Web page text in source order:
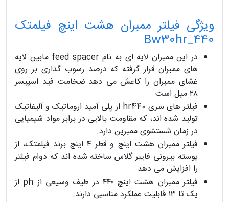
ویژگی فیلتر ممبران هشت اینچ فیلمتک
Bw30hr_440
در این ممبران لایه ای به نام feed spacer مابین لایه
های ممبران قرار گرفته که درصد رسوب گذاری بر روی
غشای ممبران را کاعش می دهد.ضخامت فید اسپیسر
۲۸ میل است.
فیلتر های سری hr440 از پلی آمید اروماتیک و آلیفاتیک
تولید شده اند، که مقاومت بالایی در برابر مواد شیمیایی
در زمان شستشوی ممبرین دارد.
فیلتر ممبران هشت اینچ و قطر ۴ اینچ برند فیلمتک، از
پوسته بیرونی فایبر گلاس ساخته شده اند که دوام فیلتر
را افزایش می دهد.
فیلتر ممبران هشت اینچ ۴۴۰ در طیف وسیعی از ph از
یک تا ۱۳ قابلیت عملکرد مناسبی دارند.